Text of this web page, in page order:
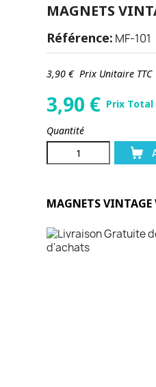
MAGNETS
Référence: MF-101
3,90 €Prix Unitaire TTC
3,90 € Prix Total
Quantité
MAGNETS VINTAGE